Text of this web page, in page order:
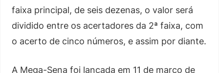
faixa principal, de seis dezenas, o valor será
dividido entre os acertadores da 2ª faixa, com
o acerto de cinco números, e assim por diante.
A Mega-Sena foi lançada em 11 de março de